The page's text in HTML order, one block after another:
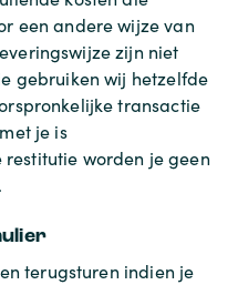
een andere wijze van
zijn niet
gebruiken wij hetzelfde
transactie
je is
restitutie worden je geen
terugsturen indien je